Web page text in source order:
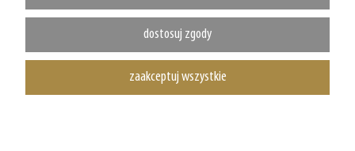
dostosuj zgody
zaakceptuj wszystkie